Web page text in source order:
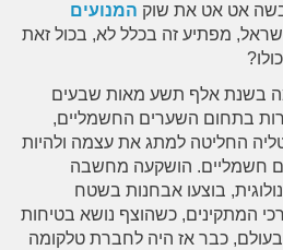
אט אט את שוק המנועים
מפתיע זה בכלל לא, בכול זאת
בשנת אלף תשע מאות שבעים
בתחום השערים החשמליים,
החליטה למתג את עצמה ולהיות
חשמליים. הושקעה מחשבה
בוצעו אבחנות בשטח
המתקינים, כשהוצף נושא בטיחות
כבר אז היה לחברת טלקומה